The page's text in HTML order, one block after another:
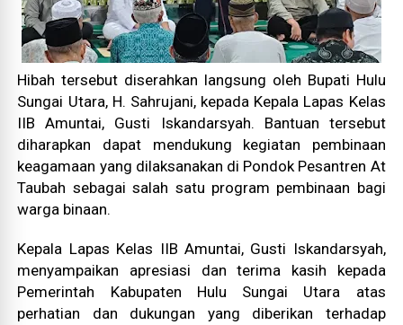
Hibah tersebut diserahkan langsung oleh Bupati Hulu
Sungai Utara, H. Sahrujani, kepada Kepala Lapas Kelas
IIB Amuntai, Gusti Iskandarsyah. Bantuan tersebut
diharapkan dapat mendukung kegiatan pembinaan
keagamaan yang dilaksanakan di Pondok Pesantren At
Taubah sebagai salah satu program pembinaan bagi
warga binaan.
Kepala Lapas Kelas IIB Amuntai, Gusti Iskandarsyah,
menyampaikan apresiasi dan terima kasih kepada
Pemerintah Kabupaten Hulu Sungai Utara atas
perhatian dan dukungan yang diberikan terhadap